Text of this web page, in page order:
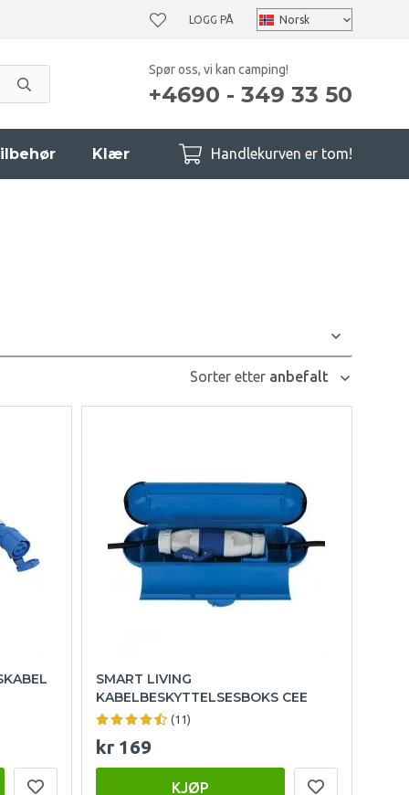
LOGG PÅ
Spør oss, vi kan camping!
+4690 - 349 33 50
Klær Handlekurven er tom!
Sorter etter anbefalt
SMART LIVING
KABELBESKYTTELSESBOKS CEE
(11)
kr 169
KJØP